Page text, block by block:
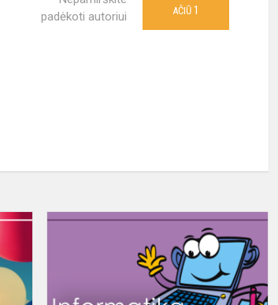
padėkoti autoriui
AČIŪ 1